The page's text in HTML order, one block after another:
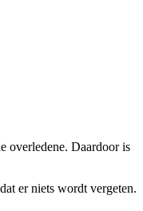
overledene. Daardoor is
er niets wordt vergeten.